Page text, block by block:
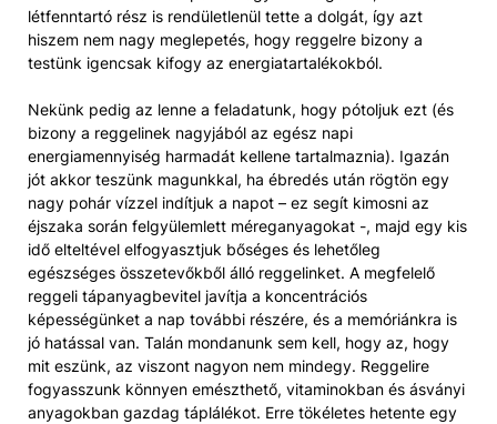
létfenntartó rész is rendületlenül tette a dolgát, így azt
hiszem nem nagy meglepetés, hogy reggelre bizony a
testünk igencsak kifogy az energiatartalékokból.
Nekünk pedig az lenne a feladatunk, hogy pótoljuk ezt (és
bizony a reggelinek nagyjából az egész napi
energiamennyiség harmadát kellene tartalmaznia). Igazán
jót akkor teszünk magunkkal, ha ébredés után rögtön egy
nagy pohár vízzel indítjuk a napot – ez segít kimosni az
éjszaka során felgyülemlett méreganyagokat -, majd egy kis
idő elteltével elfogyasztjuk bőséges és lehetőleg
egészséges összetevőkből álló reggelinket. A megfelelő
reggeli tápanyagbevitel javítja a koncentrációs
képességünket a nap további részére, és a memóriánkra is
jó hatással van. Talán mondanunk sem kell, hogy az, hogy
mit eszünk, az viszont nagyon nem mindegy. Reggelire
fogyasszunk könnyen emészthető, vitaminokban és ásványi
anyagokban gazdag táplálékot. Erre tökéletes hetente egy